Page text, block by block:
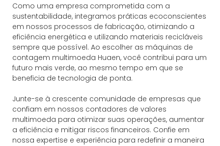
Como uma empresa comprometida com a
sustentabilidade, integramos práticas ecoconscientes
em nossos processos de fabricação, otimizando a
eficiência energética e utilizando materiais recicláveis ​​
sempre que possível. Ao escolher as máquinas de
contagem multimoeda Huaen, você contribui para um
futuro mais verde, ao mesmo tempo em que se
beneficia de tecnologia de ponta.
Junte-se à crescente comunidade de empresas que
confiam em nossos contadores de valores
multimoeda para otimizar suas operações, aumentar
a eficiência e mitigar riscos financeiros. Confie em
nossa expertise e experiência para redefinir a maneira